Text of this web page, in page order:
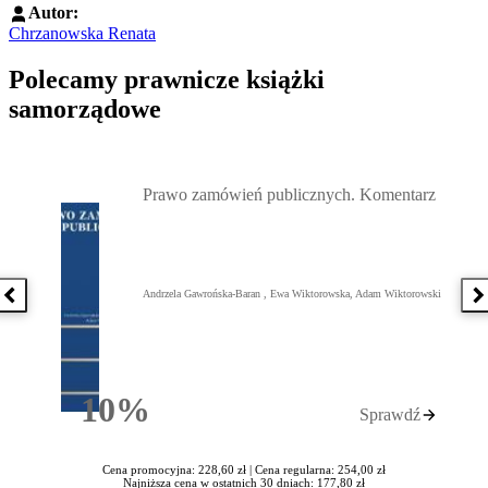
Autor:
Chrzanowska Renata
Polecamy prawnicze książki
samorządowe
Poprzednia książka
10%Rabatu
Prawo zamówień publicznych. Komentarz
Andrzela Gawrońska-Baran , Ewa Wiktorowska, Adam Wiktorowski
Sprawdź
Cena promocyjna: 228,60 zł | Cena regularna: 254,00 zł
Najniższa cena w ostatnich 30 dniach: 177,80 zł